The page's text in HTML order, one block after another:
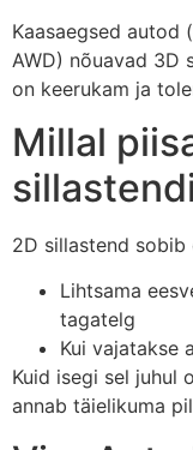
Kaasaegsed autod
AWD) nõuavad 3D
on keerukam ja
Millal
2D sillastend sobib
Lihtsama
tagatelg
Kui vajatakse
Kuid isegi sel juhul
annab täielikuma